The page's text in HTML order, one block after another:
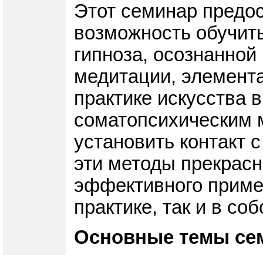
Этот семинар
возможность
гипноза,
медитации,
практике искусства
установить
эти методы
эффективного
практике, так и в
Основные темы